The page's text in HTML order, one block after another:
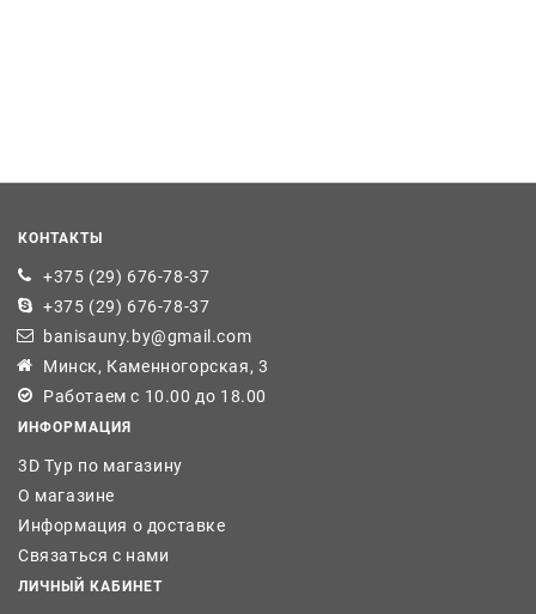
КОНТАКТЫ
+375 (29) 676-78-37
+375 (29) 676-78-37
banisauny.by@gmail.com
Минск, Каменногорская, 3
Работаем с 10.00 до 18.00
ИНФОРМАЦИЯ
3D Тур по магазину
О магазине
Информация о доставке
Связаться с нами
ЛИЧНЫЙ КАБИНЕТ